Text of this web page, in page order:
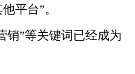
平台”。
”等关键词已经成为